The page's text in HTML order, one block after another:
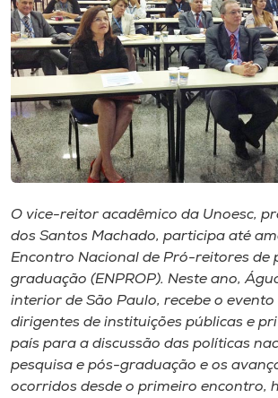
Editora
Rádio
Museu
Unoesc
Store
Selecione
A+
O vice-reitor acadêmico da Unoesc,
dos Santos Machado, participa até
Encontro Nacional de Pró-reitores de
graduação (ENPROP). Neste ano,
interior de São Paulo, recebe o evento
dirigentes de instituições públicas e
país para a discussão das políticas
pesquisa e pós-graduação e os
ocorridos desde o primeiro encontro,